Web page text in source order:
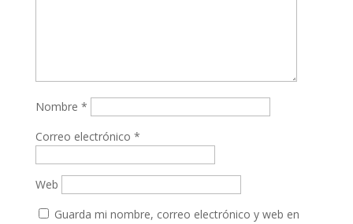
Nombre *
Correo electrónico *
Web
Guarda mi nombre, correo electrónico y web en